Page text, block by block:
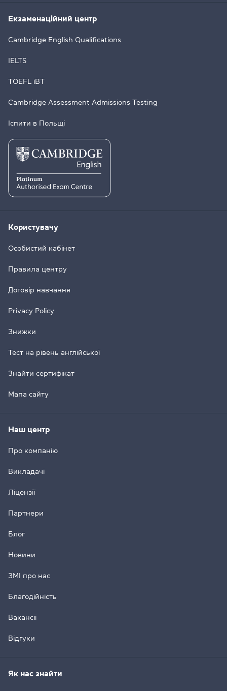
Екзаменаційний центр
Cambridge English Qualifications
IELTS
TOEFL iBT
Cambridge Assessment Admissions Testing
Іспити в Польщі
Користувачу
Особистий кабінет
Правила центру
Договір навчання
Privacy Policy
Знижки
Тест на рівень англійської
Знайти сертифікат
Мапа сайту
Наш центр
Про компанію
Викладачі
Ліцензії
Партнери
Блог
Новини
ЗМІ про нас
Благодійність
Вакансії
Відгуки
Як нас знайти